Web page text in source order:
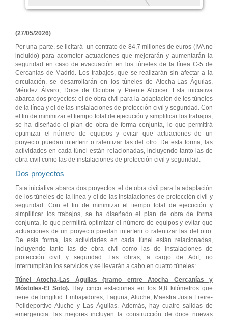
(27/05/2026)
Por una parte, se licitará un contrato de 84,7 millones de euros (IVA no
incluido) para acometer actuaciones que mejorarán y aumentarán la
seguridad en caso de evacuación en los túneles de la línea C-5 de
Cercanías de Madrid. Los trabajos, que se realizarán sin afectar a la
circulación, se desarrollarán en los túneles de Atocha-Las Águilas,
Méndez Álvaro, Doce de Octubre y Puente Alcocer. Esta iniciativa
abarca dos proyectos: el de obra civil para la adaptación de los túneles
de la línea y el de las instalaciones de protección civil y seguridad. Con
el fin de minimizar el tiempo total de ejecución y simplificar los trabajos,
se ha diseñado el plan de obra de forma conjunta, lo que permitirá
optimizar el número de equipos y evitar que actuaciones de un
proyecto puedan interferir o ralentizar las del otro. De esta forma, las
actividades en cada túnel están relacionadas, incluyendo tanto las de
obra civil como las de instalaciones de protección civil y seguridad.
Dos proyectos
Esta iniciativa abarca dos proyectos: el de obra civil para la adaptación
de los túneles de la línea y el de las instalaciones de protección civil y
seguridad. Con el fin de minimizar el tiempo total de ejecución y
simplificar los trabajos, se ha diseñado el plan de obra de forma
conjunta, lo que permitirá optimizar el número de equipos y evitar que
actuaciones de un proyecto puedan interferir o ralentizar las del otro.
De esta forma, las actividades en cada túnel están relacionadas,
incluyendo tanto las de obra civil como las de instalaciones de
protección civil y seguridad. Las obras, a cargo de Adif, no
interrumpirán los servicios y se llevarán a cabo en cuatro túneles:
Túnel Atocha-Las Águilas (tramo entre Atocha Cercanías y
Móstoles-El Soto). Hay cinco estaciones en los 9,8 kilómetros que
tiene de longitud: Embajadores, Laguna, Aluche, Maestra Justa Freire-
Polideportivo Aluche y Las Águilas. Además, hay cuatro salidas de
emergencia. las mejores incluyen la construcción de doce nuevas